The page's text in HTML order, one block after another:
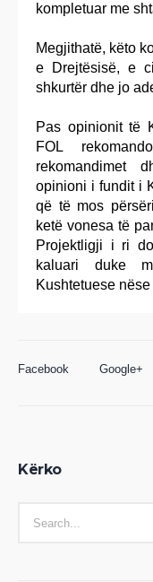
kompletuar me
Megjithatë, këto
e Drejtësisë, e
shkurtër dhe jo
Pas opinionit të
FOL
rekomandimet
opinioni i fundit i
që të mos
ketë vonesa të
Projektligji i ri
kaluari duke
Kushtetuese
Facebook Google+
Kërko